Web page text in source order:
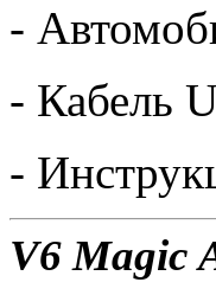
-
- Кабель
-
V6 Magic